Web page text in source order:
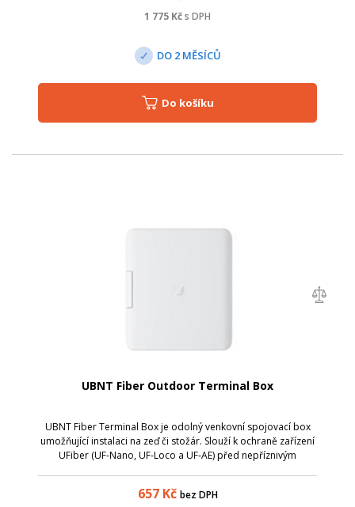
1 775 Kčs DPH
DO 2 MĚSÍCŮ
Do košíku
UBNT Fiber Outdoor Terminal Box
UBNT Fiber Terminal Box je odolný venkovní spojovací box
umožňující instalaci na zeď či stožár. Slouží k ochraně zařízení
UFiber (UF-Nano, UF-Loco a UF-AE) před nepříznivým
657Kč bez DPH